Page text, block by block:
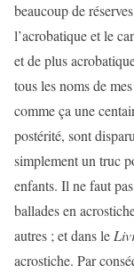
beaucoup de
l’acrobatique et le
et de plus
tous les noms de
comme ça une
postérité, sont
simplement un truc
enfants. Il ne faut
ballades en
autres ; et dans le
acrostiche. Par